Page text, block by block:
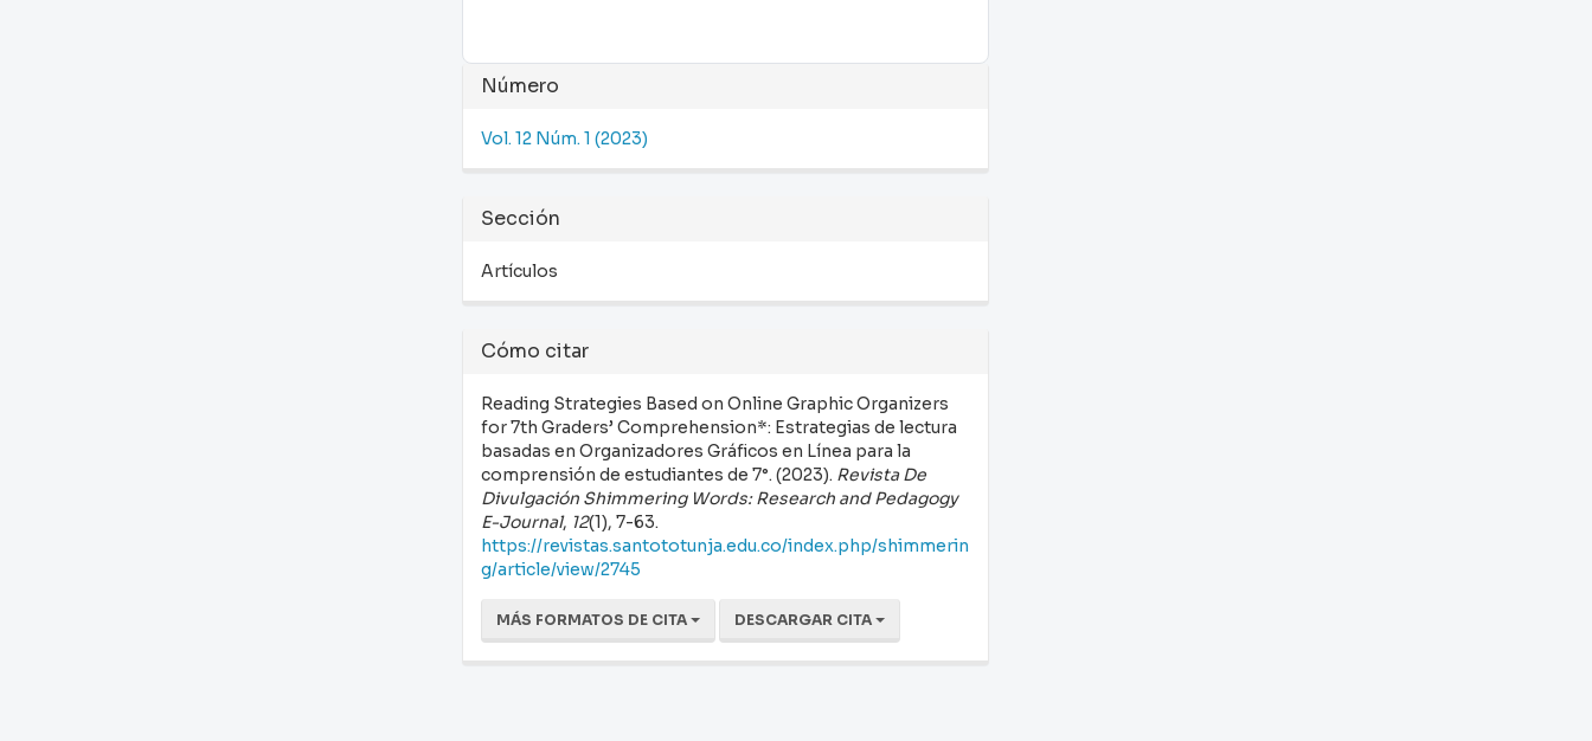
Detalles
del
artículo
Número
Vol. 12 Núm. 1 (2023)
Sección
Artículos
Cómo citar
Reading Strategies Based on Online Graphic Organizers
for 7th Graders’ Comprehension*: Estrategias de lectura
basadas en Organizadores Gráficos en Línea para la
comprensión de estudiantes de 7°. (2023). Revista De
Divulgación Shimmering Words: Research and Pedagogy
E-Journal, 12(1), 7-63.
https://revistas.santototunja.edu.co/index.php/shimmerin
g/article/view/2745
MÁS FORMATOS DE CITA DESCARGAR CITA